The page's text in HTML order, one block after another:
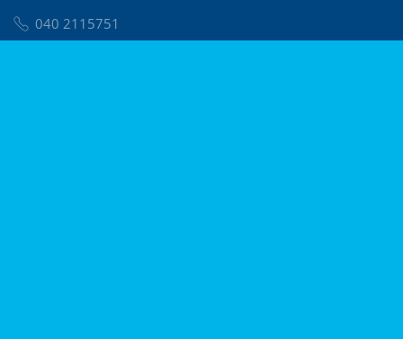
040 2115751